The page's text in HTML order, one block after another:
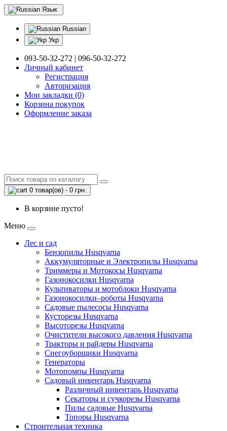
Язык
Russian
Укр
093-50-32-272 | 096-50-32-272
Личный кабинет
Регистрация
Авторизация
Мои закладки (0)
Корзина покупок
Оформление заказа
0 товар(ов) - 0 грн.
В корзине пусто!
Меню
Лес и сад
Бензопилы Husqvarna
Аккумуляторные и Электропилы Нusqvarna
Триммеры и Мотокосы Нusqvarna
Газонокосилки Husqvarna
Культиваторы и мотоблоки Husqvarna
Газонокосилки–роботы Husqvarna
Садовые пылесосы Husqvarna
Кусторезы Husqvarna
Высоторезы Husqvarna
Очистители высокого давления Husqvarna
Тракторы и райдеры Husqvarna
Снегоуборщики Husqvarna
Генераторы
Мотопомпы Husqvarna
Садовый инвентарь Husqvarna
Различный инвентарь Husqvarna
Секаторы и сучкорезы Husqvarna
Пилы садовые Husqvarna
Топоры Husqvarna
Строительная техника